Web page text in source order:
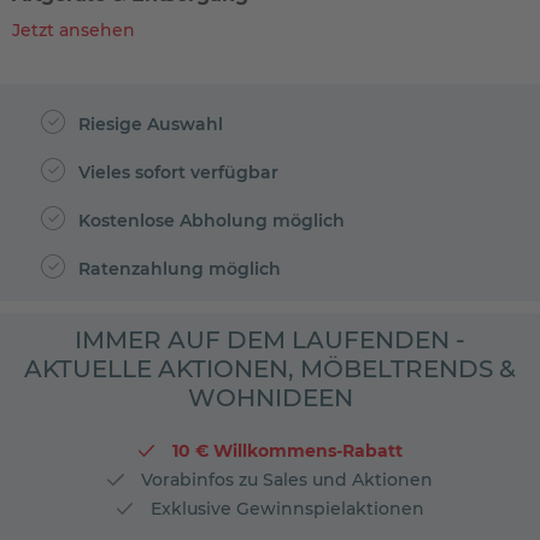
Jetzt ansehen
Riesige Auswahl
Vieles sofort verfügbar
Kostenlose Abholung möglich
Ratenzahlung möglich
IMMER AUF DEM LAUFENDEN -
AKTUELLE AKTIONEN, MÖBELTRENDS &
WOHNIDEEN
10 € Willkommens-Rabatt
Vorabinfos zu Sales und Aktionen
Exklusive Gewinnspielaktionen